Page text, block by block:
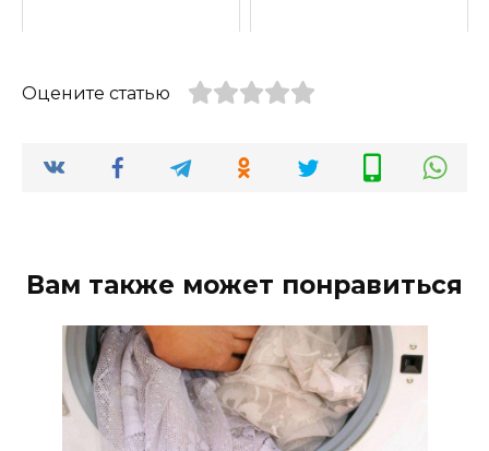
Оцените статью
Вам также может понравиться